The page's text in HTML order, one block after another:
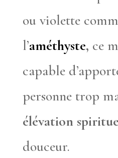
ou violette
l’améthyste, ce
capable
personne trop
élévation
douceur.